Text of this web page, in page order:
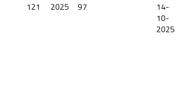
121 2025 97
14-
10-
2025